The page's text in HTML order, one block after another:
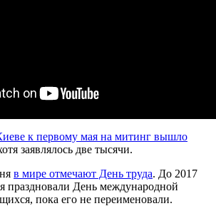
к первому мая на митинг вышло
заявлялось две тысячи.
в мире отмечают День труда. До 2017
праздновали День международной
пока его не переименовали.